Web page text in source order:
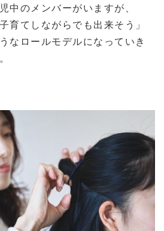
中のメンバーがいますが、
育てしながらでも出来そう」
なロールモデルになっていき